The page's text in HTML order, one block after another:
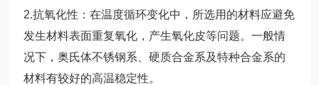
2.抗氧化性：在温度循环变化中，所选用的材料应避免
发生材料表面重复氧化，产生氧化皮等问题。一般情
况下，奥氏体不锈钢系、硬质合金系及特种合金系的
材料有较好的高温稳定性。